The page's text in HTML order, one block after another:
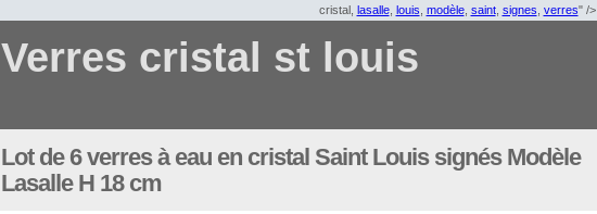
cristal, lasalle, louis modèle, saint, signes verres" />
Verres cristal st louis
Lot de 6 verres à eau en cristal Saint Louis signés Modèle
Lasalle H 18 cm